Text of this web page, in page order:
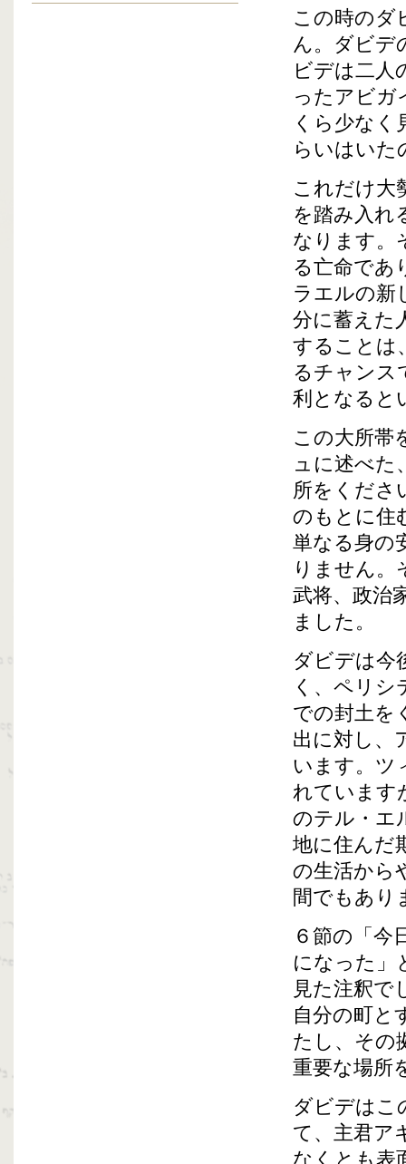
この時のダ
ん。ダビデ
ビデは二人
ったアビガ
くら少なく
らいはいた
これだけ大
を踏み入れ
なります。
る亡命であ
ラエルの新
分に蓄えた
することは
るチャンス
利となると
この大所帯
ュに述べた
所をくださ
のもとに住
単なる身の
りません。
武将、政治
ました。
ダビデは今
く、ペリシ
での封土を
出に対し、
います。ツ
れています
のテル・エ
地に住んだ
の生活から
間でもあり
６節の「今
になった」
見た注釈で
自分の町と
たし、その
重要な場所
ダビデはこ
て、主君ア
なくとも表